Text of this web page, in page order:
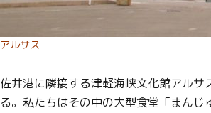
アルサス
佐井港に隣接する津軽海峡文化館アル
る。私たちはその中の大型食堂「まん